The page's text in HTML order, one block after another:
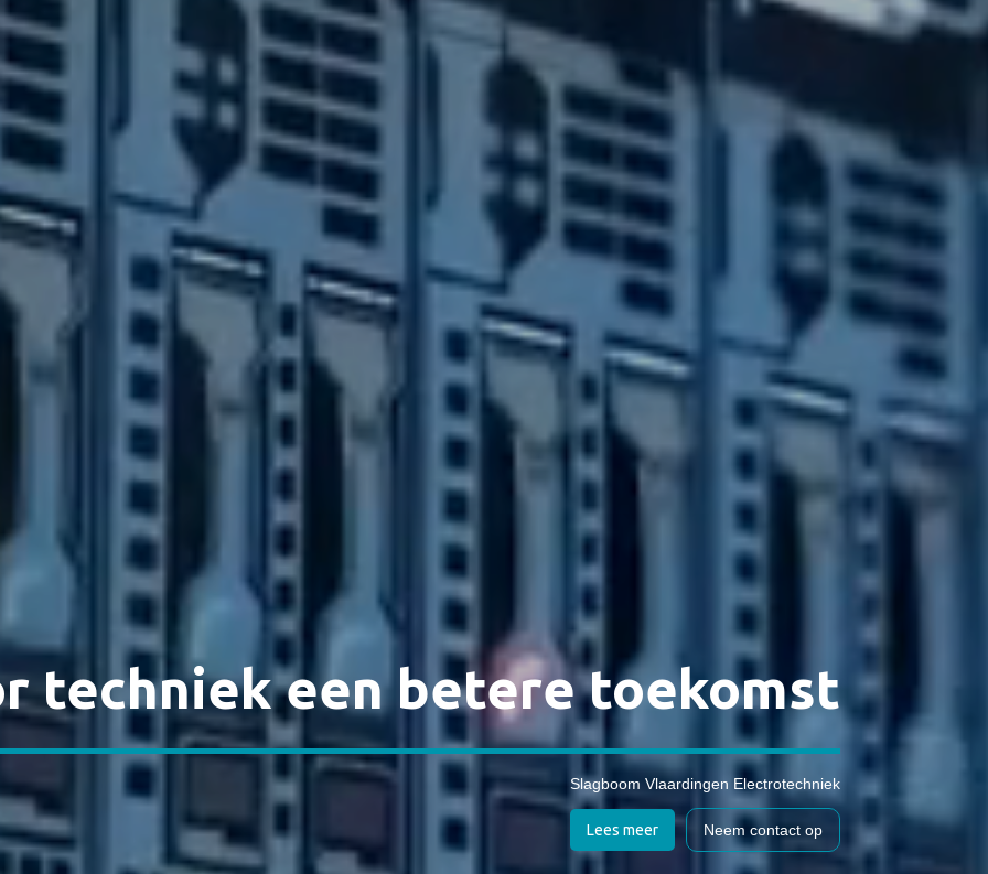
techniek een betere toekomst
Slagboom Vlaardingen Electrotechniek
Lees meer Neem contact op